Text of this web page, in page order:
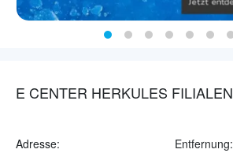
E CENTER HERKULES FILIALEN
Adresse: Entfernung: